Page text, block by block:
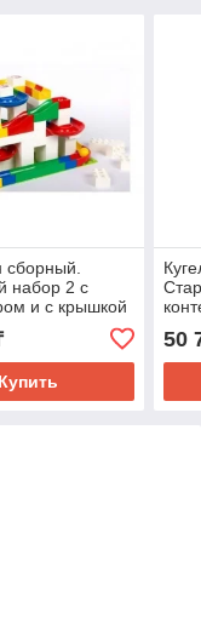
сборный.
набор 2 с
и с крышкой
Купить
50